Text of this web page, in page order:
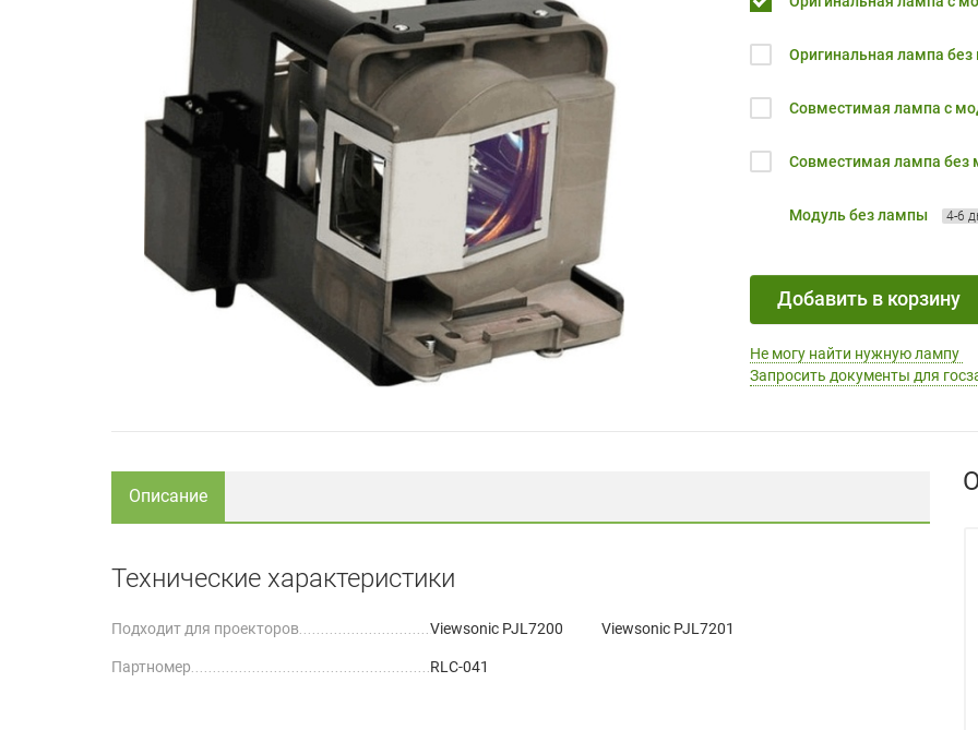
Оригинальная лампа без
Совместимая лампа с
Совместимая лампа без
Модуль без лампы 4-6
Добавить в корзину
Не могу найти нужную лампу
Запросить документы для
Описание
Технические характеристики
Подходит для проекторов Viewsonic PJL7200 Viewsonic PJL7201
Партномер RLC-041